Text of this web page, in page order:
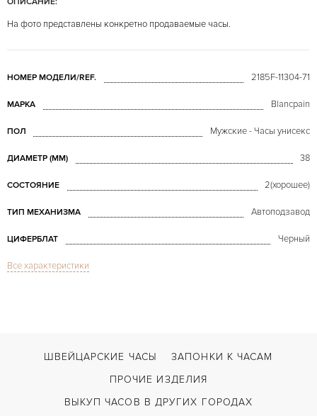
На фото представлены конкретно продаваемые часы.
НОМЕР МОДЕЛИ/REF. 2185F-11304-71
МАРКА Blancpain
ПОЛ Мужские - Часы унисекс
ДИАМЕТР (MM) 38
СОСТОЯНИЕ 2(хорошее)
ТИП МЕХАНИЗМА Автоподзавод
ЦИФЕРБЛАТ Черный
СТЕКЛО
Двойной сложности застежка
Все характеристики
ШВЕЙЦАРСКИЕ ЧАСЫ
ЗАПОНКИ К ЧАСАМ
ПРОЧИЕ ИЗДЕЛИЯ
ВЫКУП ЧАСОВ В ДРУГИХ ГОРОДАХ